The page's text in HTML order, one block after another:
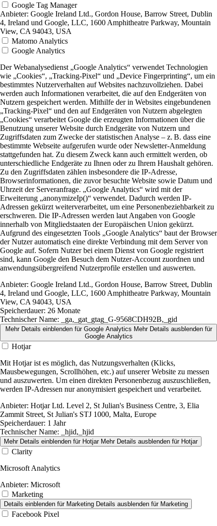
Google Tag Manager
Anbieter: Google Ireland Ltd., Gordon House, Barrow Street, Dublin
4, Ireland und Google, LLC, 1600 Amphitheatre Parkway, Mountain
View, CA 94043, USA
Matomo Analytics
Google Analytics
Der Webanalysedienst „Google Analytics“ verwendet Technologien
wie „Cookies“, „Tracking-Pixel“ und „Device Fingerprinting“, um ein
bestimmtes Nutzerverhalten auf Websites nachzuvollziehen. Dabei
werden auch Informationen verarbeitet, die auf den Endgeräten von
Nutzern gespeichert werden. Mithilfe der in Websites eingebundenen
„Tracking-Pixel“ und den auf Endgeräten von Nutzern abgelegten
„Cookies“ verarbeitet Google die erzeugten Informationen über die
Benutzung unserer Website durch Endgeräte von Nutzern und
Zugriffsdaten zum Zwecke der statistischen Analyse – z. B. dass eine
bestimmte Webseite aufgerufen wurde oder Newsletter-Anmeldung
stattgefunden hat. Zu diesem Zweck kann auch ermittelt werden, ob
unterschiedliche Endgeräte zu Ihnen oder zu Ihrem Haushalt gehören.
Zu den Zugriffsdaten zählen insbesondere die IP-Adresse,
Browserinformationen, die zuvor besuchte Website sowie Datum und
Uhrzeit der Serveranfrage. „Google Analytics“ wird mit der
Erweiterung „anonymizeIp()“ verwendet. Dadurch werden IP-
Adressen gekürzt weiterverarbeitet, um eine Personenbeziehbarkeit zu
erschweren. Die IP-Adressen werden laut Angaben von Google
innerhalb von Mitgliedstaaten der Europäischen Union gekürzt.
Aufgrund des eingesetzten Tools „Google Analytics“ baut der Browser
der Nutzer automatisch eine direkte Verbindung mit dem Server von
Google auf. Sofern Nutzer bei einem Dienst von Google registriert
sind, kann Google den Besuch dem Nutzer-Account zuordnen und
anwendungsübergreifend Nutzerprofile erstellen und auswerten.
Anbieter: Google Ireland Ltd., Gordon House, Barrow Street, Dublin
4, Ireland und Google, LLC, 1600 Amphitheatre Parkway, Mountain
View, CA 94043, USA
Speicherdauer: 26 Monate
Technischer Name: _ga,_gat_gtag_G-9568CDH92B,_gid
Mehr Details einblendenfür Google Analytics Mehr Details ausblendenfür
Google Analytics
Hotjar
Mit Hotjar ist es möglich, das Nutzungsverhalten (Klicks,
Mausbewegungen, Scrollhöhen, etc.) auf unserer Website zu messen
und auszuwerten. Um einen direkten Personenbezug auszuschließen,
werden IP-Adressen nur anonymisiert gespeichert und verarbeitet.
Anbieter: Hotjar Ltd. Level 2, St Julian's Business Centre, 3, Elia
Zammit Street, St Julian's STJ 1000, Malta, Europe
Speicherdauer: 1 Jahr
Technischer Name: _hjid,_hjid
Mehr Details einblenden für Hotjar Mehr Details ausblenden für Hotjar
Clarity
Microsoft Analytics
Anbieter: Microsoft
Marketing
Details einblenden für Marketing Details ausblenden für Marketing
Facebook Pixel